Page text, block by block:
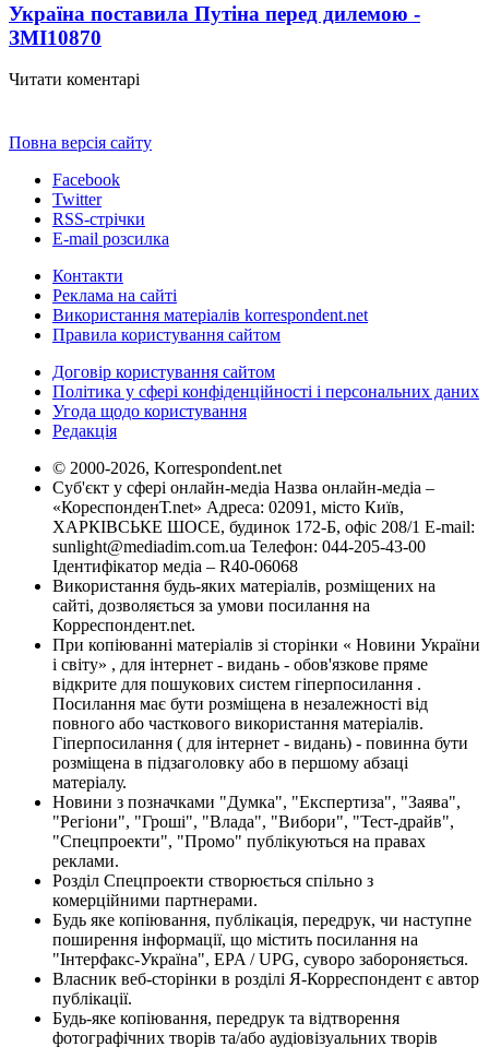
Україна поставила Путіна перед дилемою -
ЗМІ10870
Читати коментарі
Повна версія сайту
Facebook
Twitter
RSS-стрічки
E-mail розсилка
Контакти
Реклама на сайті
Використання матеріалів korrespondent.net
Правила користування сайтом
Договір користування сайтом
Політика у сфері конфіденційності і персональних даних
Угода щодо користування
Редакція
© 2000-2026, Korrespondent.net
Суб'єкт у сфері онлайн-медіа Назва онлайн-медіа –
«КореспонденТ.net» Адреса: 02091, місто Київ,
ХАРКІВСЬКЕ ШОСЕ, будинок 172-Б, офіс 208/1 E-mail:
sunlight@mediadim.com.ua Телефон: 044-205-43-00
Ідентифікатор медіа – R40-06068
Використання будь-яких матеріалів, розміщених на
сайті, дозволяється за умови посилання на
Корреспондент.net.
При копіюванні матеріалів зі сторінки « Новини України
і світу» , для інтернет - видань - обов'язкове пряме
відкрите для пошукових систем гіперпосилання .
Посилання має бути розміщена в незалежності від
повного або часткового використання матеріалів.
Гіперпосилання ( для інтернет - видань) - повинна бути
розміщена в підзаголовку або в першому абзаці
матеріалу.
Новини з позначками "Думка", "Експертиза", "Заява",
"Регіони", "Гроші", "Влада", "Вибори", "Тест-драйв",
"Спецпроекти", "Промо" публікуються на правах
реклами.
Розділ Спецпроекти створюється спільно з
комерційними партнерами.
Будь яке копіювання, публікація, передрук, чи наступне
поширення інформації, що містить посилання на
"Інтерфакс-Україна", EPA / UPG, суворо забороняється.
Власник веб-сторінки в розділі Я-Корреспондент є автор
публікації.
Будь-яке копіювання, передрук та відтворення
фотографічних творів та/або аудіовізуальних творів